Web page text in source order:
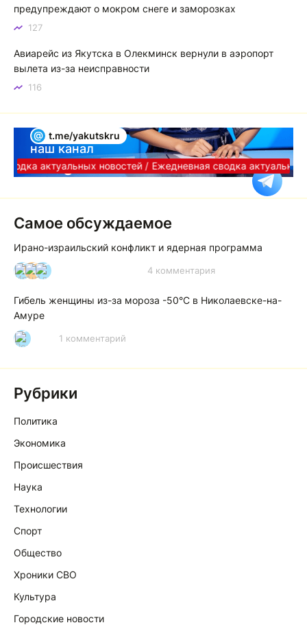
предупреждают о мокром снеге и заморозках
127
Авиарейс из Якутска в Олекминск вернули в аэропорт
вылета из-за неисправности
116
наш канал
Telegram
@ t.me/yakutskru
актуальных новостей / Ежедневная сводка актуальных
Самое обсуждаемое
Ирано-израильский конфликт и ядерная программа
И А А 4 комментария
Гибель женщины из-за мороза -50°C в Николаевске-на-
Амуре
Р 1 комментарий
Рубрики
Политика
Экономика
Происшествия
Наука
Технологии
Спорт
Общество
Хроники СВО
Культура
Городские новости